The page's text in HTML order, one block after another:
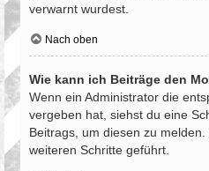
verwarnt wurdest.
Nach oben
Wie kann ich Beiträge den
Wenn ein Administrator die
vergeben hat, siehst du eine
Beitrags, um diesen zu
weiteren Schritte geführt.